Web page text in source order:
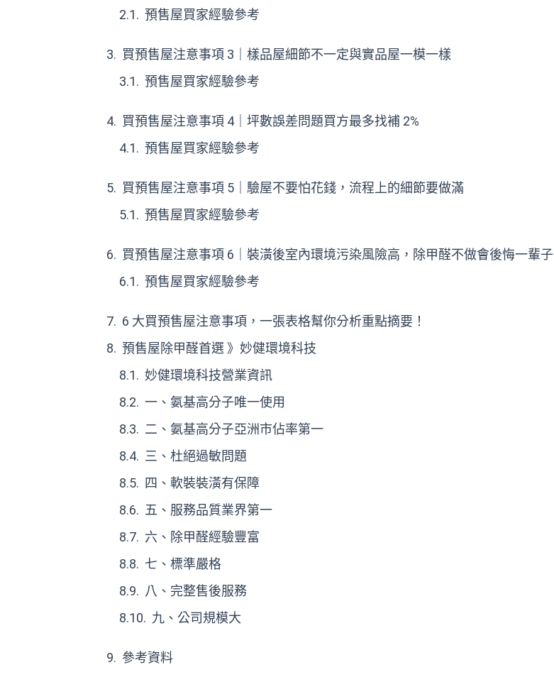
預售屋買家經驗參考
買預售屋注意事項 3｜樣品屋細節不一定與實品屋一模一樣
預售屋買家經驗參考
買預售屋注意事項 4｜坪數誤差問題買方最多找補 2%
預售屋買家經驗參考
買預售屋注意事項 5｜驗屋不要怕花錢，流程上的細節要做滿
預售屋買家經驗參考
買預售屋注意事項 6｜裝潢後室內環境污染風險高，除甲醛不做會後悔一輩子
預售屋買家經驗參考
6 大買預售屋注意事項，一張表格幫你分析重點摘要！
預售屋除甲醛首選 》妙健環境科技
妙健環境科技營業資訊
一、氨基高分子唯一使用
二、氨基高分子亞洲市佔率第一
三、杜絕過敏問題
四、軟裝裝潢有保障
五、服務品質業界第一
六、除甲醛經驗豐富
七、標準嚴格
八、完整售後服務
九、公司規模大
參考資料